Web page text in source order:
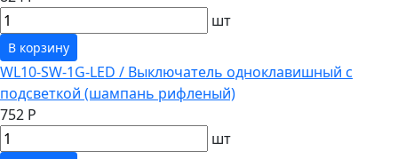
шт
В корзину
WL10-SW-1G-LED / Выключатель одноклавишный с
подсветкой (шампань рифленый)
752 Р
шт